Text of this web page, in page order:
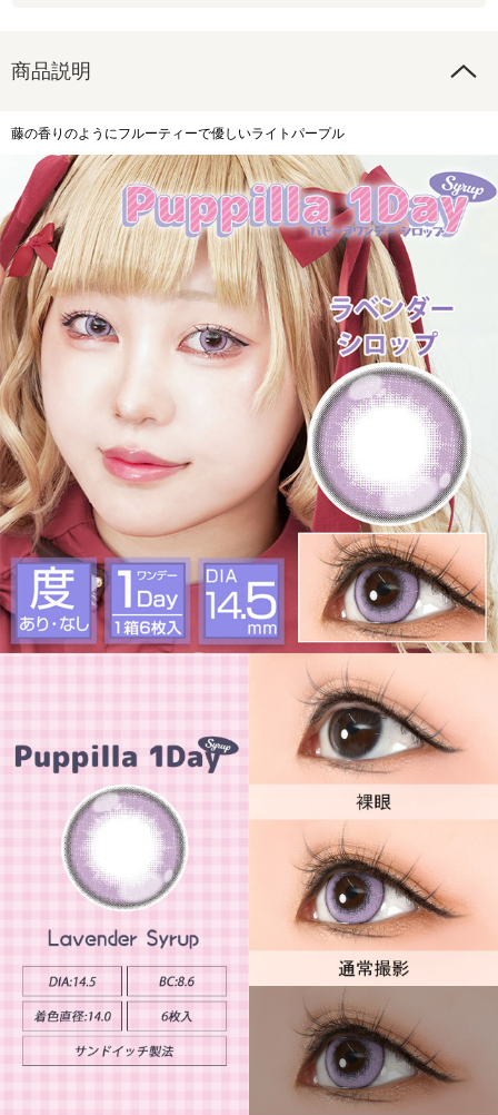
商品説明
藤の香りのようにフルーティーで優しいライトパープル